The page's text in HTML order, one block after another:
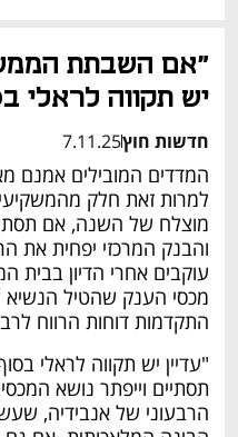
יש תקווה לראלי
חדשות חוץ7.11.25
התקדמות דוחות הרווח